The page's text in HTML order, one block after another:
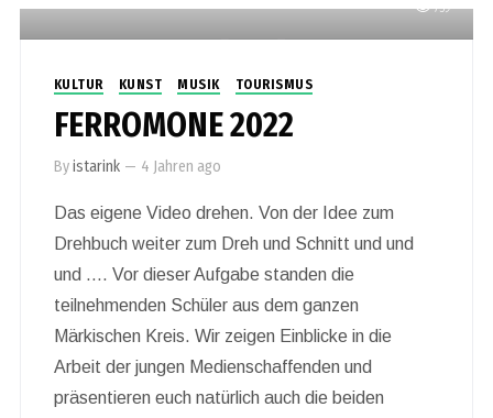
759
KULTUR KUNST MUSIK TOURISMUS
FERROMONE 2022
Byistarink — 4 Jahren ago
Das eigene Video drehen. Von der Idee zum
Drehbuch weiter zum Dreh und Schnitt und und
und …. Vor dieser Aufgabe standen die
teilnehmenden Schüler aus dem ganzen
Märkischen Kreis. Wir zeigen Einblicke in die
Arbeit der jungen Medienschaffenden und
präsentieren euch natürlich auch die beiden